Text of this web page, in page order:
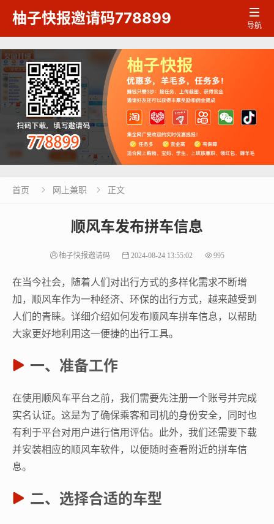
柚子快报邀请码778899 
导航
首页  网上兼职  正文
顺风车发布拼车信息
柚子快报邀请码 2024-08-24 13:55:02 995
在当今社会，随着人们对出行方式的多样化需求不断增
加，顺风车作为一种经济、环保的出行方式，越来越受到
人们的青睐。详细介绍如何发布顺风车拼车信息，以帮助
大家更好地利用这一便捷的出行工具。
一、准备工作
在使用顺风车平台之前，我们需要先注册一个账号并完成
实名认证。这是为了确保乘客和司机的身份安全，同时也
有利于平台对用户进行信用评估。此外，我们还需要下载
并安装相应的顺风车软件，以便随时查看附近的拼车信
息。
二、选择合适的车型